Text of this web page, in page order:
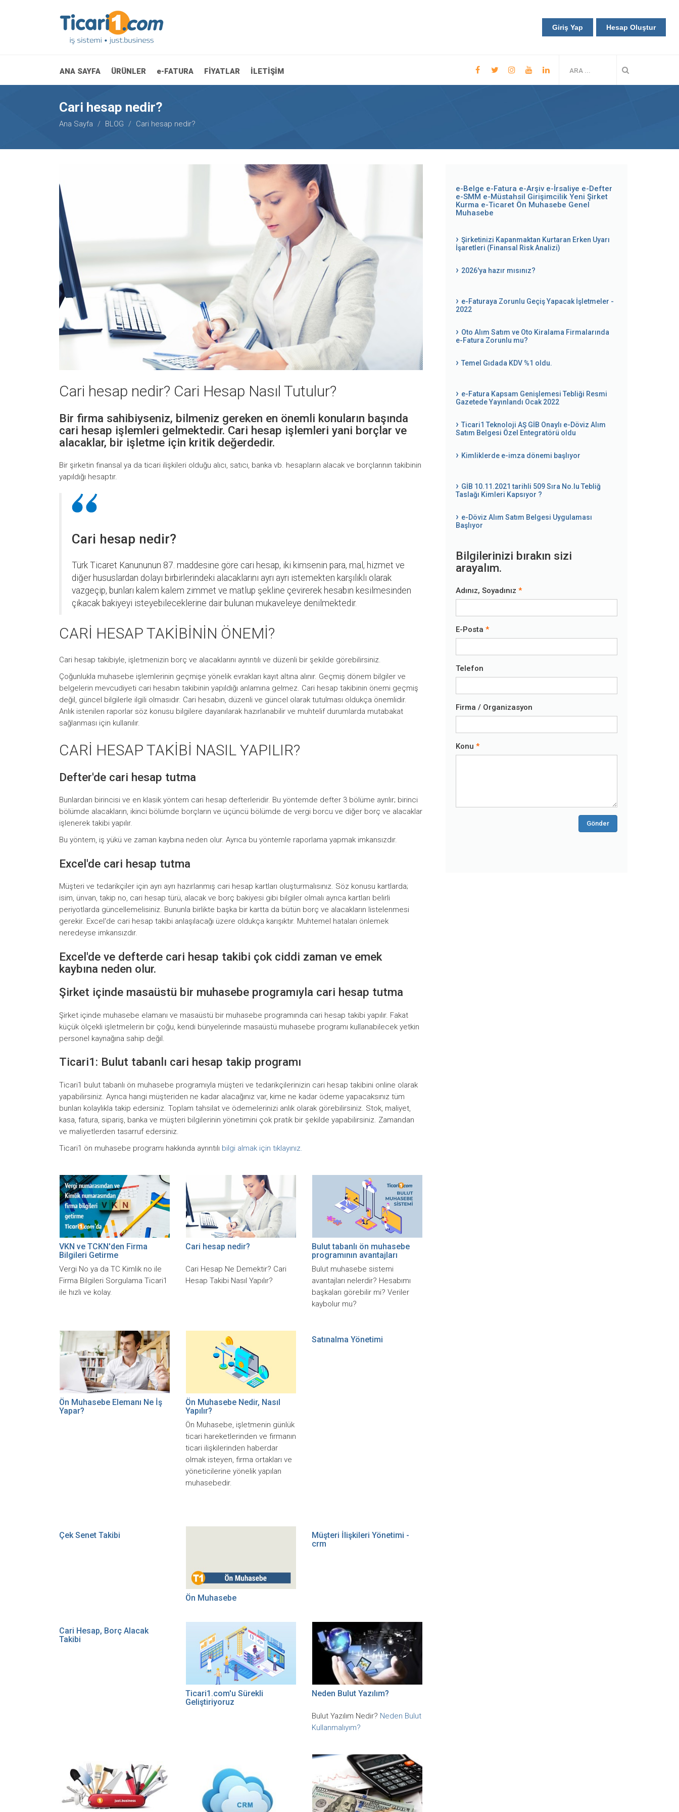
ANA SAYFA ÜRÜNLER e-FATURA FİYATLAR İLETİŞİM
Cari hesap nedir?
Ana Sayfa BLOG Cari hesap nedir?
Cari hesap nedir? Cari Hesap Nasıl Tutulur?
Bir firma sahibiyseniz, bilmeniz gereken en önemli konuların başında
cari hesap işlemleri gelmektedir. Cari hesap işlemleri yani borçlar ve
alacaklar, bir işletme için kritik değerdedir.
Bir şirketin finansal ya da ticari ilişkileri olduğu alıcı, satıcı, banka vb. hesapların alacak ve borçlarının takibinin
yapıldığı hesaptır.
Cari hesap nedir?
Türk Ticaret Kanununun 87. maddesine göre cari hesap, iki kimsenin para, mal, hizmet ve
diğer hususlardan dolayı birbirlerindeki alacaklarını ayrı ayrı istemekten karşılıklı olarak
vazgeçip, bunları kalem kalem zimmet ve matlup şekline çevirerek hesabın kesilmesinden
çıkacak bakiyeyi isteyebileceklerine dair bulunan mukaveleye denilmektedir.
CARİ HESAP TAKİBİNİN ÖNEMİ?
Cari hesap takibiyle, işletmenizin borç ve alacaklarını ayrıntılı ve düzenli bir şekilde görebilirsiniz.
Çoğunlukla muhasebe işlemlerinin geçmişe yönelik evrakları kayıt altına alınır. Geçmiş dönem bilgiler ve
belgelerin mevcudiyeti cari hesabın takibinin yapıldığı anlamına gelmez. Cari hesap takibinin önemi geçmiş
değil, güncel bilgilerle ilgili olmasıdır. Cari hesabın, düzenli ve güncel olarak tutulması oldukça önemlidir.
Anlık istenilen raporlar söz konusu bilgilere dayanılarak hazırlanabilir ve muhtelif durumlarda mutabakat
sağlanması için kullanılır.
CARİ HESAP TAKİBİ NASIL YAPILIR?
Defter'de cari hesap tutma
Bunlardan birincisi ve en klasik yöntem cari hesap defterleridir. Bu yöntemde defter 3 bölüme ayrılır; birinci
bölümde alacakların, ikinci bölümde borçların ve üçüncü bölümde de vergi borcu ve diğer borç ve alacaklar
işlenerek takibi yapılır.
Bu yöntem, iş yükü ve zaman kaybına neden olur. Ayrıca bu yöntemle raporlama yapmak imkansızdır.
Excel'de cari hesap tutma
Müşteri ve tedarikçiler için ayrı ayrı hazırlanmış cari hesap kartları oluşturmalısınız. Söz konusu kartlarda;
isim, ünvan, takip no, cari hesap türü, alacak ve borç bakiyesi gibi bilgiler olmalı ayrıca kartları belirli
periyotlarda güncellemelisiniz. Bununla birlikte başka bir kartta da bütün borç ve alacakların listelenmesi
gerekir. Excel'de cari hesap takibi anlaşılacağı üzere oldukça karışıktır. Muhtemel hataları önlemek
neredeyse imkansızdır.
Excel'de ve defterde cari hesap takibi çok ciddi zaman ve emek
kaybına neden olur.
Şirket içinde masaüstü bir muhasebe programıyla cari hesap tutma
Şirket içinde muhasebe elamanı ve masaüstü bir muhasebe programında cari hesap takibi yapılır. Fakat
küçük ölçekli işletmelerin bir çoğu, kendi bünyelerinde masaüstü muhasebe programı kullanabilecek yetkin
personel kaynağına sahip değil.
Ticari1: Bulut tabanlı cari hesap takip programı
Ticari1 bulut tabanlı ön muhasebe programıyla müşteri ve tedarikçilerinizin cari hesap takibini online olarak
yapabilirsiniz. Ayrıca hangi müşteriden ne kadar alacağınız var, kime ne kadar ödeme yapacaksınız tüm
bunları kolaylıkla takip edersiniz. Toplam tahsilat ve ödemelerinizi anlık olarak görebilirsiniz. Stok, maliyet,
kasa, fatura, sipariş, banka ve müşteri bilgilerinin yönetimini çok pratik bir şekilde yapabilirsiniz. Zamandan
ve maliyetlerden tasarruf edersiniz.
Ticari1 ön muhasebe programı hakkında ayrıntılı bilgi almak için tıklayınız.
VKN ve TCKN'den Firma
Bilgileri Getirme
Vergi No ya da TC Kimlik no ile
Firma Bilgileri Sorgulama Ticari1
ile hızlı ve kolay.
Cari hesap nedir?
Cari Hesap Ne Demektir? Cari
Hesap Takibi Nasıl Yapılır?
Bulut tabanlı ön muhasebe
programının avantajları
Bulut muhasebe sistemi
avantajları nelerdir? Hesabımı
başkaları görebilir mi? Veriler
kaybolur mu?
Ön Muhasebe Elemanı Ne İş
Yapar?
Ön Muhasebe Nedir, Nasıl
Yapılır?
Ön Muhasebe, işletmenin günlük
ticari hareketlerinden ve firmanın
ticari ilişkilerinden haberdar
olmak isteyen, firma ortakları ve
yöneticilerine yönelik yapılan
muhasebedir.
Satınalma Yönetimi
Çek Senet Takibi
Ön Muhasebe
Müşteri İlişkileri Yönetimi -
crm
Cari Hesap, Borç Alacak
Takibi
Ticari1.com'u Sürekli
Geliştiriyoruz
Neden Bulut Yazılım?
Bulut Yazılım Nedir? Neden Bulut
Kullanmalıyım?
e-Belge e-Fatura e-Arşiv e-İrsaliye e-Defter
e-SMM e-Müstahsil Girişimcilik Yeni Şirket
Kurma e-Ticaret Ön Muhasebe Genel
Muhasebe
Şirketinizi Kapanmaktan Kurtaran Erken Uyarı
İşaretleri (Finansal Risk Analizi)
2026'ya hazır mısınız?
e-Faturaya Zorunlu Geçiş Yapacak İşletmeler -
2022
Oto Alım Satım ve Oto Kiralama Firmalarında
e-Fatura Zorunlu mu?
Temel Gıdada KDV %1 oldu.
e-Fatura Kapsam Genişlemesi Tebliği Resmi
Gazetede Yayınlandı Ocak 2022
Ticari1 Teknoloji AŞ GİB Onaylı e-Döviz Alım
Satım Belgesi Özel Entegratörü oldu
Kimliklerde e-imza dönemi başlıyor
GİB 10.11.2021 tarihli 509 Sıra No.lu Tebliğ
Taslağı Kimleri Kapsıyor ?
e-Döviz Alım Satım Belgesi Uygulaması
Başlıyor
Bilgilerinizi bırakın sizi
arayalım.
Adınız, Soyadınız
E-Posta
Telefon
Firma / Organizasyon
Konu
Gönder
Giriş Yap Hesap Oluştur